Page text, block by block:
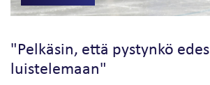
"Pelkäsin, että pystynkö edes
luistelemaan"